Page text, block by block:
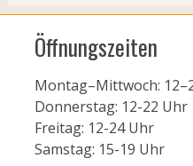
Öffnungszeiten
Montag–Mittwoch:
Donnerstag: 12-22 Uhr
Freitag: 12-24 Uhr
Samstag: 15-19 Uhr